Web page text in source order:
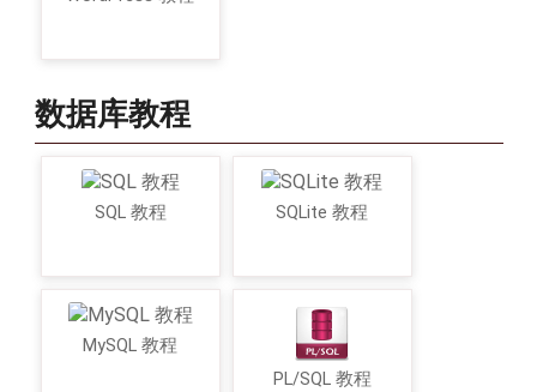
数据库教程
SQL 教程 SQLite 教程
MySQL 教程
PL/SQL 教程